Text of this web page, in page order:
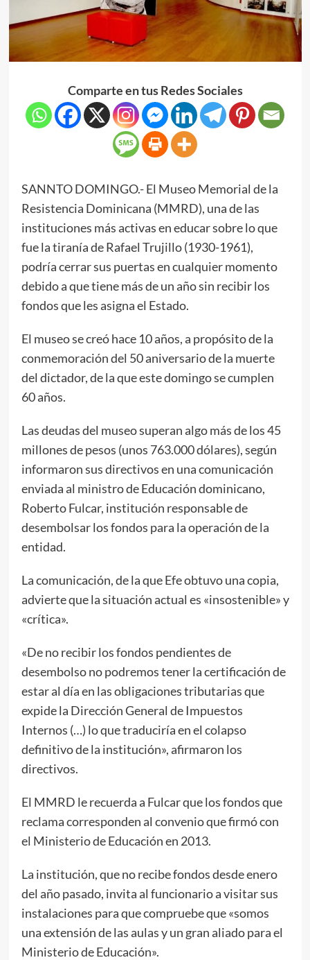
Comparte en tus Redes Sociales
SANNTO DOMINGO.- El Museo Memorial de la
Resistencia Dominicana (MMRD), una de las
instituciones más activas en educar sobre lo que
fue la tiranía de Rafael Trujillo (1930-1961),
podría cerrar sus puertas en cualquier momento
debido a que tiene más de un año sin recibir los
fondos que les asigna el Estado.
El museo se creó hace 10 años, a propósito de la
conmemoración del 50 aniversario de la muerte
del dictador, de la que este domingo se cumplen
60 años.
Las deudas del museo superan algo más de los 45
millones de pesos (unos 763.000 dólares), según
informaron sus directivos en una comunicación
enviada al ministro de Educación dominicano,
Roberto Fulcar, institución responsable de
desembolsar los fondos para la operación de la
entidad.
La comunicación, de la que Efe obtuvo una copia,
advierte que la situación actual es «insostenible» y
«crítica».
«De no recibir los fondos pendientes de
desembolso no podremos tener la certificación de
estar al día en las obligaciones tributarias que
expide la Dirección General de Impuestos
Internos (…) lo que traduciría en el colapso
definitivo de la institución», afirmaron los
directivos.
El MMRD le recuerda a Fulcar que los fondos que
reclama corresponden al convenio que firmó con
el Ministerio de Educación en 2013.
La institución, que no recibe fondos desde enero
del año pasado, invita al funcionario a visitar sus
instalaciones para que compruebe que «somos
una extensión de las aulas y un gran aliado para el
Ministerio de Educación».